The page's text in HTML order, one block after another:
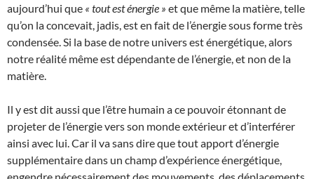
aujourd’hui que « tout est énergie » et que même la matière, telle
qu’on la concevait, jadis, est en fait de l’énergie sous forme très
condensée. Si la base de notre univers est énergétique, alors
notre réalité même est dépendante de l’énergie, et non de la
matière.
Il y est dit aussi que l’être humain a ce pouvoir étonnant de
projeter de l’énergie vers son monde extérieur et d’interférer
ainsi avec lui. Car il va sans dire que tout apport d’énergie
supplémentaire dans un champ d’expérience énergétique,
engendre nécessairement des mouvements, des déplacements